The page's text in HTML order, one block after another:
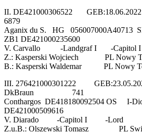
II. DE421000306522
6879
Aganix du S. HG 056007000A40713
ZB1 DE421000235600
V. Carvallo -Landgraf I -Capitol I
Z.: Kasperski Wojciech PL Nowy
B.: Kasperski Waldemar PL Nowy
III. 276421000301222
DkBraun 741
Conthargos DE418180092504 OS I-
DE421000509616
V. Diarado -Capitol I -Lord
Z.u.B.: Olszewski Tomasz PL